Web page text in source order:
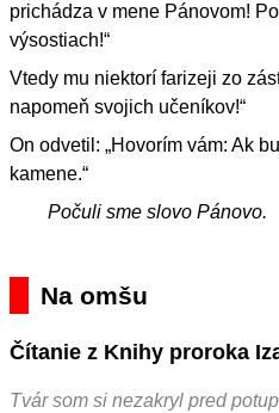
prichádza v mene Pánovom!
výsostiach!“
Vtedy mu niektorí farizeji zo
napomeň svojich učeníkov!“
On odvetil: „Hovorím vám: Ak
kamene.“
Počuli sme slovo Pánovo.
Na omšu
Čítanie z Knihy proroka
Tvár som si nezakryl pred